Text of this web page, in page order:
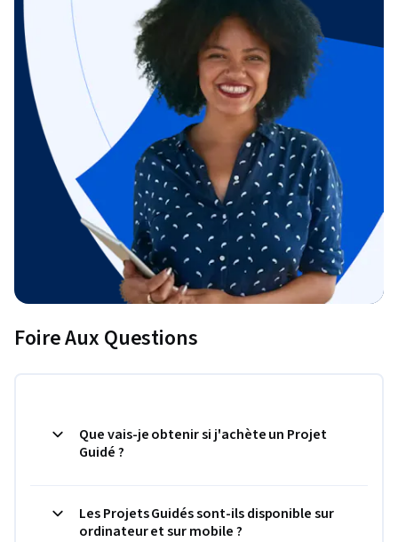
Foire Aux Questions
Que vais-je obtenir si j'achète un Projet
Guidé ?
Les Projets Guidés sont-ils disponible sur
ordinateur et sur mobile ?